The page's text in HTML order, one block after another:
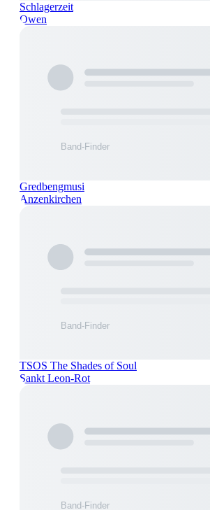
Schlagerzeit
Owen
Gredbengmusi
Anzenkirchen
TSOS The Shades of Soul
Sankt Leon-Rot